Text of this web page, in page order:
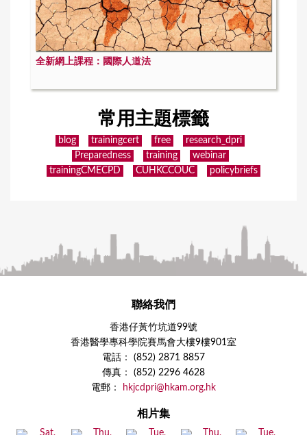
全新網上課程：國際人道法
常用主題標籤
blog trainingcert free
research_dpri
Preparedness
training
webinar
trainingCMECPD
CUHKCCOUC policybriefs
聯絡我們
香港仔黃竹坑道99號
香港醫學專科學院賽馬會大樓9樓901室
電話： (852) 2871 8857
傳真： (852) 2296 4628
電郵：
hkjcdpri@hkam.org.hk
相片集